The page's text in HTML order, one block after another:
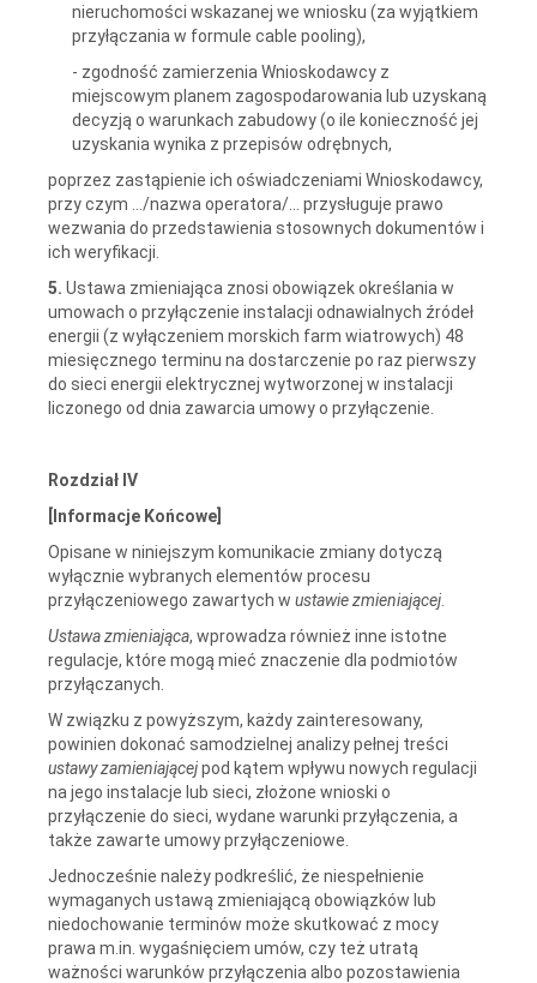
nieruchomości wskazanej we wniosku (za wyjątkiem
przyłączania w formule cable pooling),
- zgodność zamierzenia Wnioskodawcy z
miejscowym planem zagospodarowania lub uzyskaną
decyzją o warunkach zabudowy (o ile konieczność jej
uzyskania wynika z przepisów odrębnych,
poprzez zastąpienie ich oświadczeniami Wnioskodawcy,
przy czym …/nazwa operatora/... przysługuje prawo
wezwania do przedstawienia stosownych dokumentów i
ich weryfikacji.
5. Ustawa zmieniająca znosi obowiązek określania w
umowach o przyłączenie instalacji odnawialnych źródeł
energii (z wyłączeniem morskich farm wiatrowych) 48
miesięcznego terminu na dostarczenie po raz pierwszy
do sieci energii elektrycznej wytworzonej w instalacji
liczonego od dnia zawarcia umowy o przyłączenie.
Rozdział IV
[Informacje Końcowe]
Opisane w niniejszym komunikacie zmiany dotyczą
wyłącznie wybranych elementów procesu
przyłączeniowego zawartych w ustawie zmieniającej
Ustawa zmieniająca, wprowadza również inne istotne
regulacje, które mogą mieć znaczenie dla podmiotów
przyłączanych.
W związku z powyższym, każdy zainteresowany,
powinien dokonać samodzielnej analizy pełnej treści
ustawy zamieniającejpod kątem wpływu nowych regulacji
na jego instalacje lub sieci, złożone wnioski o
przyłączenie do sieci, wydane warunki przyłączenia, a
także zawarte umowy przyłączeniowe.
Jednocześnie należy podkreślić, że niespełnienie
wymaganych ustawą zmieniającą obowiązków lub
niedochowanie terminów może skutkować z mocy
prawa m.in. wygaśnięciem umów, czy też utratą
ważności warunków przyłączenia albo pozostawienia